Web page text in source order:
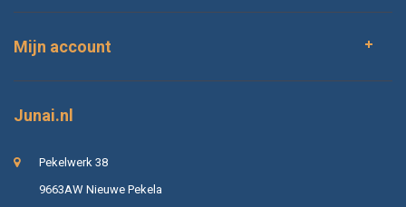
Mijn account
Junai.nl
Pekelwerk 38
9663AW Nieuwe Pekela